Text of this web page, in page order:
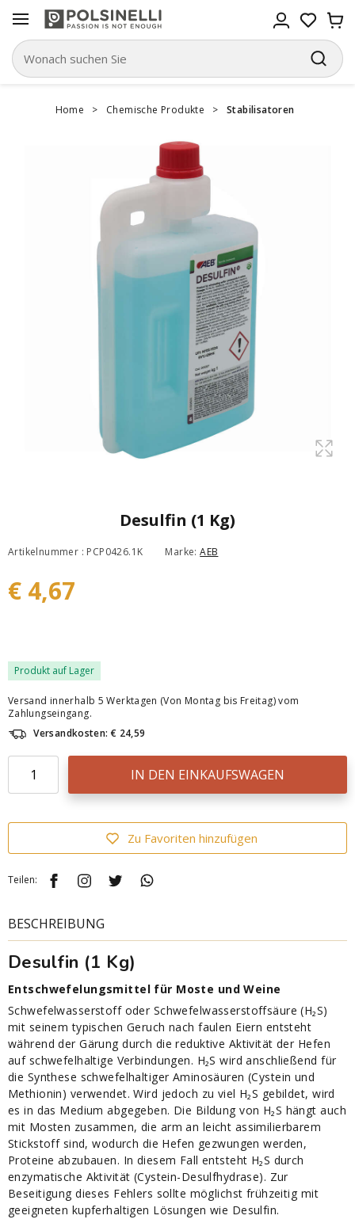
Home > Chemische Produkte > Stabilisatoren
Desulfin (1 Kg)
Artikelnummer : PCP0426.1K Marke:AEB
€ 4,67
Produkt auf Lager
Versand innerhalb 5 Werktagen (Von Montag bis Freitag) vom
Zahlungseingang.
Versandkosten: € 24,59
IN DEN EINKAUFSWAGEN
Zu Favoriten hinzufügen
Teilen:
BESCHREIBUNG
Desulfin (1 Kg)
Entschwefelungsmittel für Moste und Weine
Schwefelwasserstoff oder Schwefelwasserstoffsäure (H₂S)
mit seinem typischen Geruch nach faulen Eiern entsteht
während der Gärung durch die reduktive Aktivität der Hefen
auf schwefelhaltige Verbindungen. H₂S wird anschließend für
die Synthese schwefelhaltiger Aminosäuren (Cystein und
Methionin) verwendet. Wird jedoch zu viel H₂S gebildet, wird
es in das Medium abgegeben. Die Bildung von H₂S hängt auch
mit Mosten zusammen, die arm an leicht assimilierbarem
Stickstoff sind, wodurch die Hefen gezwungen werden,
Proteine abzubauen. In diesem Fall entsteht H₂S durch
enzymatische Aktivität (Cystein-Desulfhydrase). Zur
Beseitigung dieses Fehlers sollte möglichst frühzeitig mit
geeigneten kupferhaltigen Lösungen wie Desulfin.